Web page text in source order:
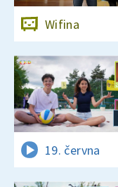
Wifina
19. června